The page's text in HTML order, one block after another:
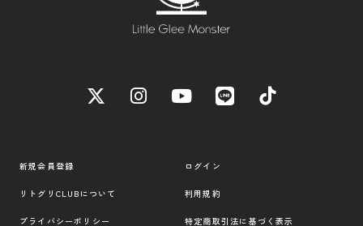
新規会員登録 ログイン
リトグリCLUBについて 利用規約
プライバシーポリシー 特定商取引法に基づく表示